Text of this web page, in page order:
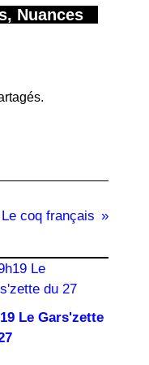
Nuances
Le coq français
Le Gars'zette